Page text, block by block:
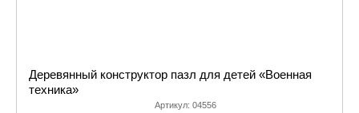
Деревянный конструктор пазл для детей «Военная
техника»
Артикул: 04556